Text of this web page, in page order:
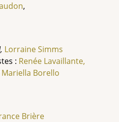
,
LorraineSimms
: Renée Lavaillante,
Mariella Borello
Brière